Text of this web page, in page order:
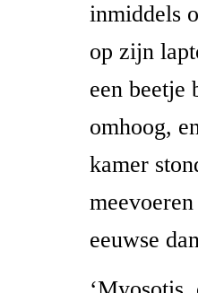
inmiddels
op zijn
een beetje
omhoog,
kamer
eeuwse